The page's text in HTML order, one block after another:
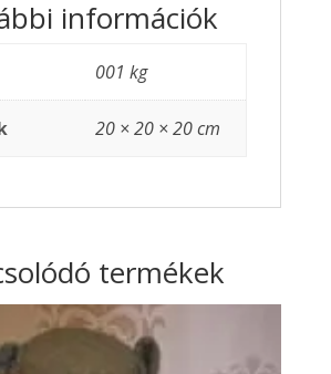
információk
001 kg
20 × 20 × 20 cm
termékek